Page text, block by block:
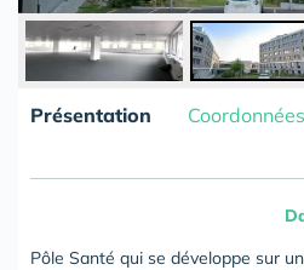
Présentation Coordonnées
Pôle Santé qui se développe sur